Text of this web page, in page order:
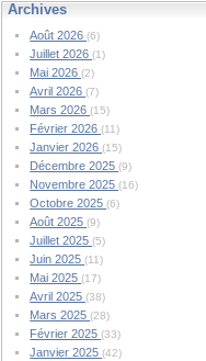
Archives
Août 2026(6)
Juillet 2026(1)
Mai 2026(2)
Avril 2026(7)
Mars 2026(15)
Février 2026(11)
Janvier 2026(15)
Décembre 2025(9)
Novembre 2025(16)
Octobre 2025(6)
Août 2025(9)
Juillet 2025(5)
Juin 2025(11)
Mai 2025(17)
Avril 2025(38)
Mars 2025(28)
Février 2025(33)
Janvier 2025(42)